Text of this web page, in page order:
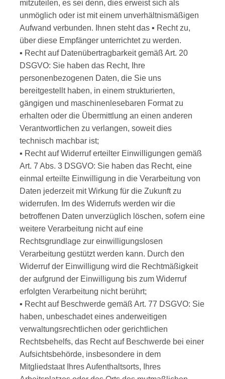
mitzuteilen, es sei denn, dies erweist sich als
unmöglich oder ist mit einem unverhältnismäßigen
Aufwand verbunden. Ihnen steht das ▪ Recht zu,
über diese Empfänger unterrichtet zu werden.
▪ Recht auf Datenübertragbarkeit gemäß Art. 20
DSGVO: Sie haben das Recht, Ihre
personenbezogenen Daten, die Sie uns
bereitgestellt haben, in einem strukturierten,
gängigen und maschinenlesebaren Format zu
erhalten oder die Übermittlung an einen anderen
Verantwortlichen zu verlangen, soweit dies
technisch machbar ist;
▪ Recht auf Widerruf erteilter Einwilligungen gemäß
Art. 7 Abs. 3 DSGVO: Sie haben das Recht, eine
einmal erteilte Einwilligung in die Verarbeitung von
Daten jederzeit mit Wirkung für die Zukunft zu
widerrufen. Im des Widerrufs werden wir die
betroffenen Daten unverzüglich löschen, sofern eine
weitere Verarbeitung nicht auf eine
Rechtsgrundlage zur einwilligungslosen
Verarbeitung gestützt werden kann. Durch den
Widerruf der Einwilligung wird die Rechtmäßigkeit
der aufgrund der Einwilligung bis zum Widerruf
erfolgten Verarbeitung nicht berührt;
▪ Recht auf Beschwerde gemäß Art. 77 DSGVO: Sie
haben, unbeschadet eines anderweitigen
verwaltungsrechtlichen oder gerichtlichen
Rechtsbehelfs, das Recht auf Beschwerde bei einer
Aufsichtsbehörde, insbesondere in dem
Mitgliedstaat Ihres Aufenthaltsorts, Ihres